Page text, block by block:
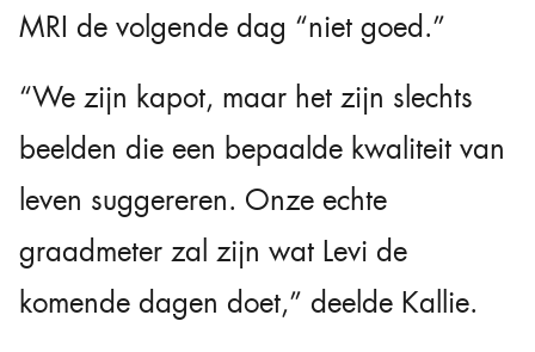
MRI de volgende dag “niet goed.”
“We zijn kapot, maar het zijn slechts
beelden die een bepaalde kwaliteit van
leven suggereren. Onze echte
graadmeter zal zijn wat Levi de
komende dagen doet,” deelde Kallie.